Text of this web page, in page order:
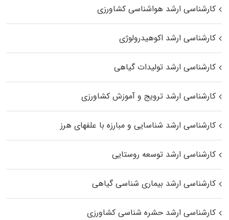
کارشناسی ارشد هواشناسی کشاورزی
کارشناسی ارشد اکوهیدرولوژی
کارشناسی ارشد تولیدات گیاهی
کارشناسی ارشد ترویج و آموزش کشاورزی
کارشناسی ارشد شناسایی و مبارزه با علفهای هرز
کارشناسی ارشد توسعه روستایی
کارشناسی ارشد بیماری‌ شناسی گیاهی
کارشناسی ارشد حشره‌ شناسی کشاورزی